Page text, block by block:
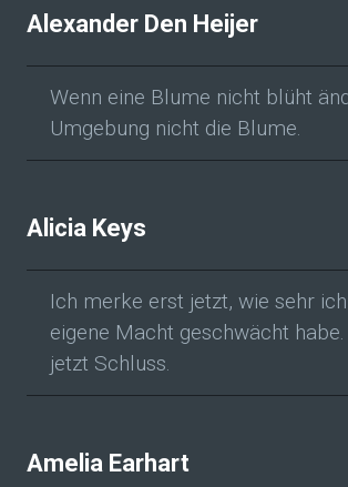
Alexander Den Heijer
Wenn eine Blume nicht blüht
Umgebung nicht die Blume.
Alicia Keys
Ich merke erst jetzt, wie sehr
eigene Macht geschwächt
jetzt Schluss.
Amelia Earhart